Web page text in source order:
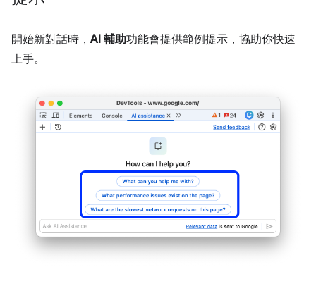
開始新對話時，AI 輔助功能會提供範例提示，協助你快速
上手。